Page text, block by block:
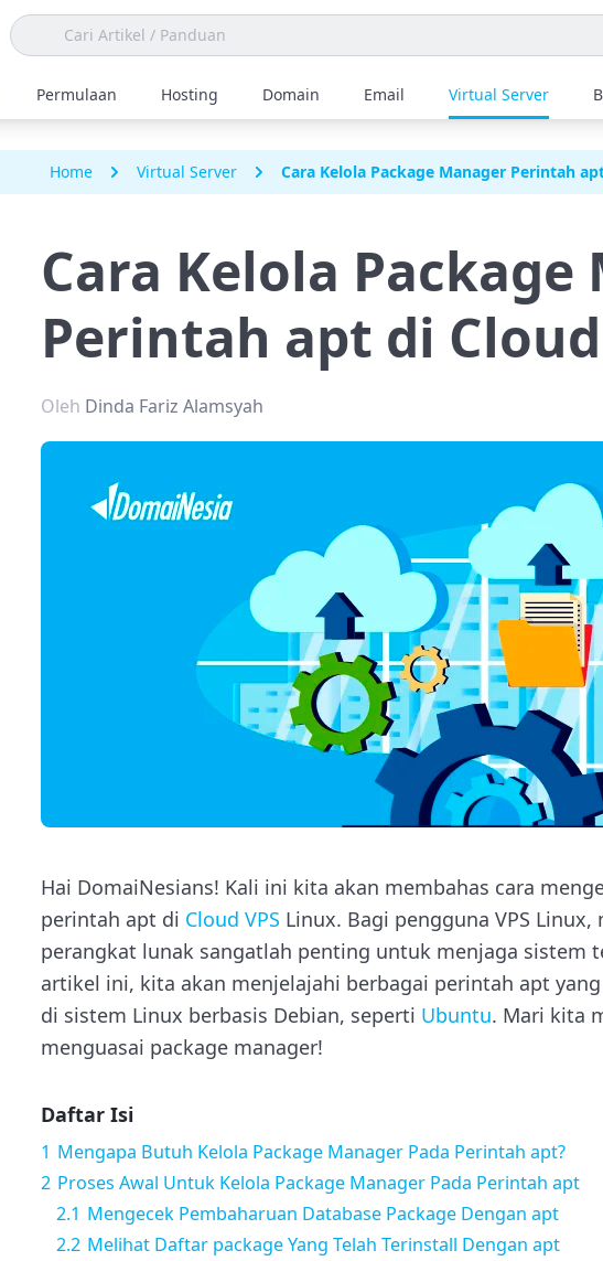
Permulaan Hosting Domain Email Virtual Server
Home Virtual Server Cara Kelola Package Manager Perintah
Cara Kelola Package
Perintah apt di
Oleh Dinda Fariz Alamsyah
Hai DomaiNesians! Kali ini kita akan membahas cara
perintah apt di Cloud VPS Linux. Bagi pengguna VPS
perangkat lunak sangatlah penting untuk menjaga sistem
artikel ini, kita akan menjelajahi berbagai perintah apt
di sistem Linux berbasis Debian, seperti Ubuntu. Mari kita
menguasai package manager!
Daftar Isi
1 Mengapa Butuh Kelola Package Manager Pada Perintah apt?
2 Proses Awal Untuk Kelola Package Manager Pada Perintah apt
2.1 Mengecek Pembaharuan Database Package Dengan apt
2.2 Melihat Daftar package Yang Telah Terinstall Dengan apt